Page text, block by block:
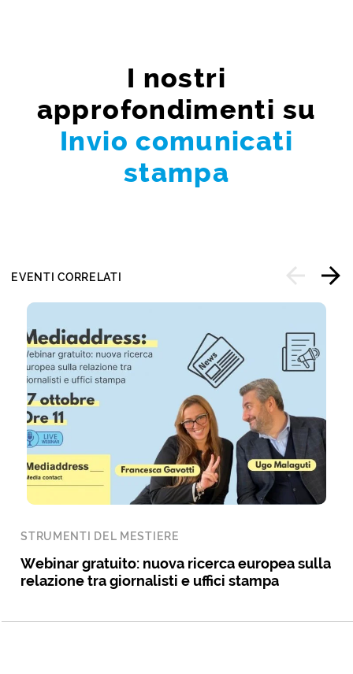
I nostri
approfondimenti su
Invio comunicati
stampa
EVENTI CORRELATI
STRUMENTI DEL MESTIERE
Webinar gratuito: nuova ricerca europea sulla
relazione tra giornalisti e uffici stampa